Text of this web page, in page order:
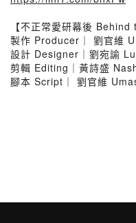
【不正常愛研幕後 Behind
製作 Producer｜ 劉官維
設計 Designer｜劉宛諭
剪輯 Editing｜黃詩盛
腳本 Script｜ 劉官維